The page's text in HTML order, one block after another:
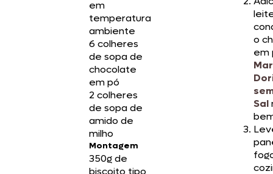
em
temperatura
ambiente
6 colheres
de sopa de
chocolate
em pó
2 colheres
de sopa de
amido de
milho
Montagem
350g de
biscoito tipo
o
em
Sal